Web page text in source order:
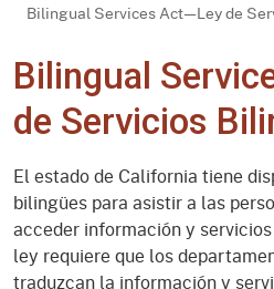
Bilingual Services Act—Ley de
Bilingual
de Servicios
El estado de California tiene
bilingües para asistir a las
acceder información y
ley requiere que los
traduzcan la información y